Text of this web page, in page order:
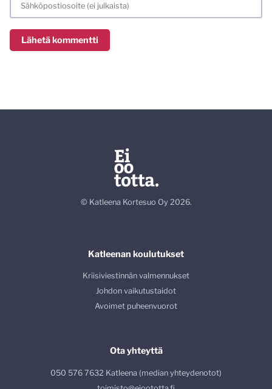
© Katleena Kortesuo Oy 2026.
Katleenan koulutukset
Kriisiviestinnän valmennukset
Johdon vaikutustaidot
Avoimet puheenvuorot
Ota yhteyttä
050 576 7632 Katleena (median yhteydenotot)